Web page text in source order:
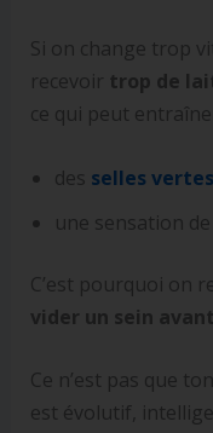
Si on change trop
recevoir trop de
ce qui peut
des selles
une sensation de
C’est pourquoi on
vider un sein
Ce n’est pas que
est évolutif,